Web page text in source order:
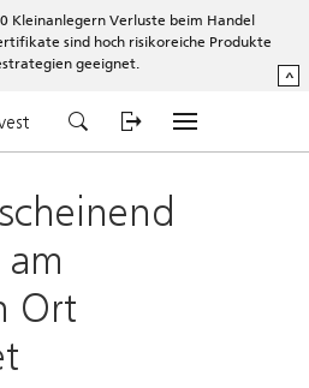
Kleinanlegern Verluste beim Handel
sind hoch risikoreiche Produkte
geeignet.
^
Ort